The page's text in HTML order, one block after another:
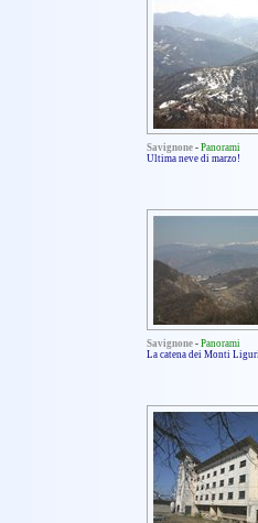
Savignone - Panorami
Ultima neve di marzo!
Savignone - Panorami
La catena dei Monti